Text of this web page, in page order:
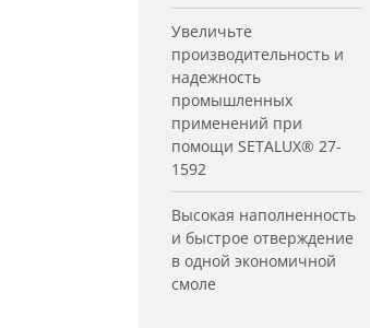
Увеличьте
производительность и
надежность
промышленных
применений при
помощи SETALUX® 27-
1592
Высокая наполненность
и быстрое отверждение
в одной экономичной
смоле